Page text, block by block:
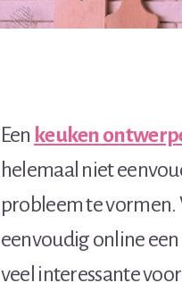
Een keuken
helemaal niet
probleem te vormen.
eenvoudig online
veel interessante